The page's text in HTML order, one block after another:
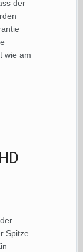
der
wie am
Spitze